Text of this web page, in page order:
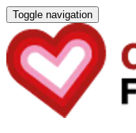
Toggle navigation